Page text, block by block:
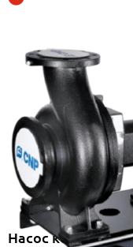
Насос